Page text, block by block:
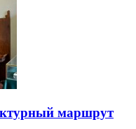
маршрут